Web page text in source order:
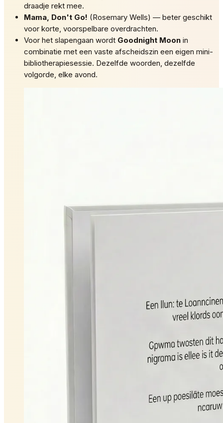
draadje rekt mee.
Mama, Don't Go! (Rosemary Wells) — beter geschikt
voor korte, voorspelbare overdrachten.
Voor het slapengaan wordt Goodnight Moon in
combinatie met een vaste afscheidszin een eigen mini-
bibliotherapiesessie. Dezelfde woorden, dezelfde
volgorde, elke avond.